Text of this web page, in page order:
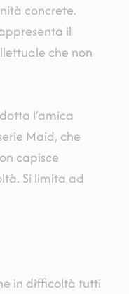
concrete.
il
che non
l’amica
Maid, che
capisce
Si limita ad
in difficoltà tutti